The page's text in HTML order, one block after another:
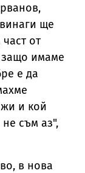
ще
от
имаме
е да
и кой
съм аз",
в нова